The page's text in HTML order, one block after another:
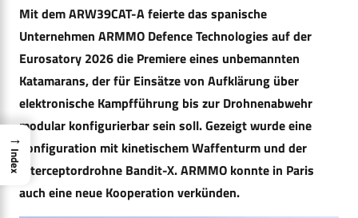
Mit dem ARW39CAT-A feierte das spanische
Unternehmen ARMMO Defence Technologies auf der
Eurosatory 2026 die Premiere eines unbemannten
Katamarans, der für Einsätze von Aufklärung über
elektronische Kampfführung bis zur Drohnenabwehr
modular konfigurierbar sein soll. Gezeigt wurde eine
Konfiguration mit kinetischem Waffenturm und der
Interceptordrohne Bandit-X. ARMMO konnte in Paris
auch eine neue Kooperation verkünden.
→
Index